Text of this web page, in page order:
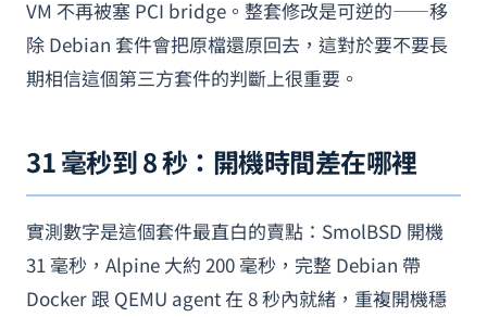
VM 不再被塞 PCI bridge。整套修改是可逆的——移
除 Debian 套件會把原檔還原回去，這對於要不要長
期相信這個第三方套件的判斷上很重要。
31 毫秒到 8 秒：開機時間差在哪裡
實測數字是這個套件最直白的賣點：SmolBSD 開機
31 毫秒，Alpine 大約 200 毫秒，完整 Debian 帶
Docker 跟 QEMU agent 在 8 秒內就緒，重複開機穩